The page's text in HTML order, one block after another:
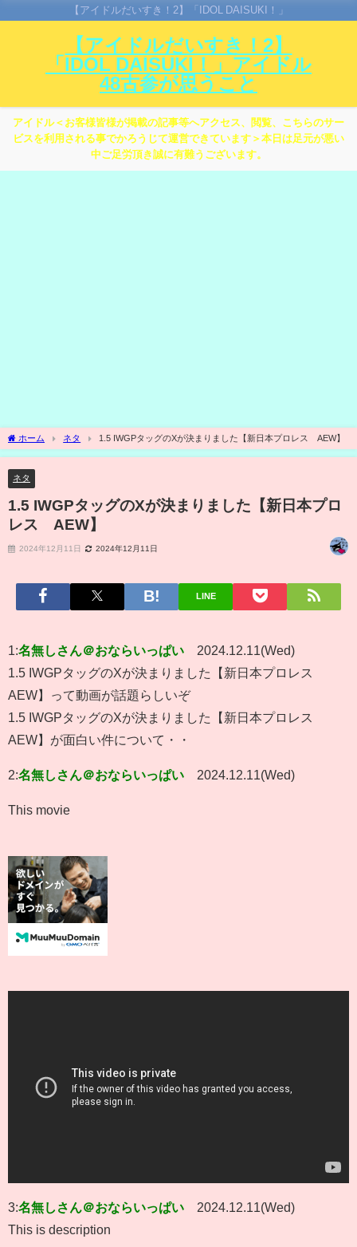
【アイドルだいすき！2】「IDOL DAISUKI！」
【アイドルだいすき！2】
「IDOL DAISUKI！」アイドル
48古参が思うこと
アイドル＜お客様皆様が掲載の記事等へアクセス、閲覧、こちらのサー
ビスを利用される事でかろうじて運営できています＞本日は足元が悪い
中ご足労頂き誠に有難うございます。
ホーム ネタ 1.5 IWGPタッグのXが決まりました【新日本プロレス AEW】
ネタ
1.5 IWGPタッグのXが決まりました【新日本プロ
レス AEW】
2024年12月11日 2024年12月11日
LINE
1:名無しさん＠おならいっぱい
2024.12.11(Wed)
1.5 IWGPタッグのXが決まりました【新日本プロレス
AEW】って動画が話題らしいぞ
1.5 IWGPタッグのXが決まりました【新日本プロレス
AEW】が面白い件について・・
2:名無しさん＠おならいっぱい 2024.12.11(Wed)
This movie
3:名無しさん＠おならいっぱい
2024.12.11(Wed)
This is description